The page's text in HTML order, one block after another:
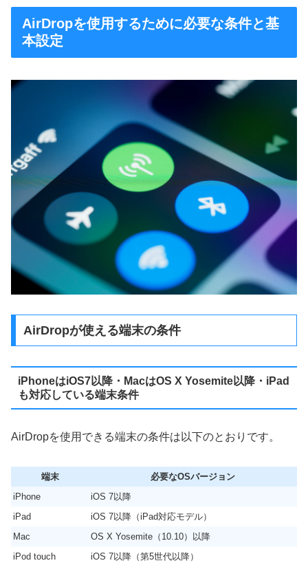
AirDropを使用するために必要な条件と基
本設定
AirDropが使える端末の条件
iPhoneはiOS7以降・MacはOS X Yosemite以降・iPad
も対応している端末条件
AirDropを使用できる端末の条件は以下のとおりです。
端末
必要なOSバージョン
iPhone
iOS 7以降
iPad
iOS 7以降（iPad対応モデル）
Mac
OS X Yosemite（10.10）以降
iPod touch
iOS 7以降（第5世代以降）